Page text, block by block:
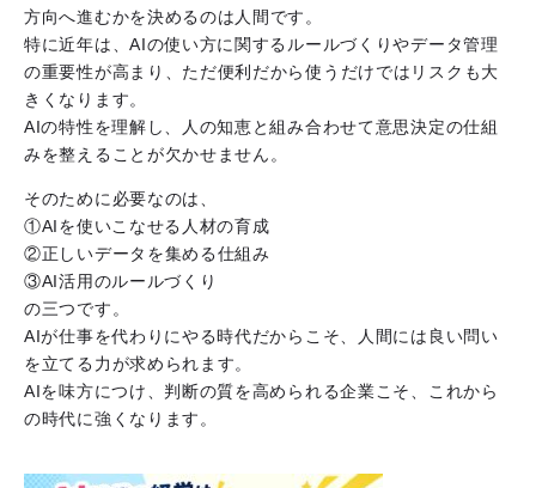
方向へ進むかを決めるのは人間です。
特に近年は、AIの使い方に関するルールづくりやデータ管理
の重要性が高まり、ただ便利だから使うだけではリスクも大
きくなります。
AIの特性を理解し、人の知恵と組み合わせて意思決定の仕組
みを整えることが欠かせません。
そのために必要なのは、
①AIを使いこなせる人材の育成
②正しいデータを集める仕組み
③AI活用のルールづくり
の三つです。
AIが仕事を代わりにやる時代だからこそ、人間には良い問い
を立てる力が求められます。
AIを味方につけ、判断の質を高められる企業こそ、これから
の時代に強くなります。